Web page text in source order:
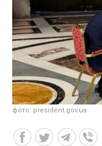
фото: president.gov.ua